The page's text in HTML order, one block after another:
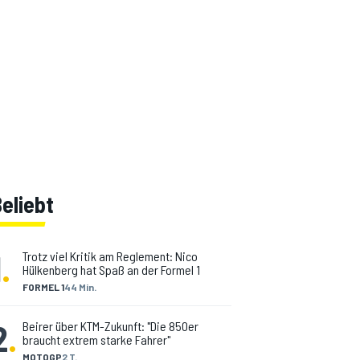
. FORMEL 144 Min.
Trotz viel Kritik am Reglement: Nico
Hülkenberg hat Spaß an der Formel 1
. MOTOGP2 T.
Beirer über KTM-Zukunft: "Die 850er
braucht extrem starke Fahrer"